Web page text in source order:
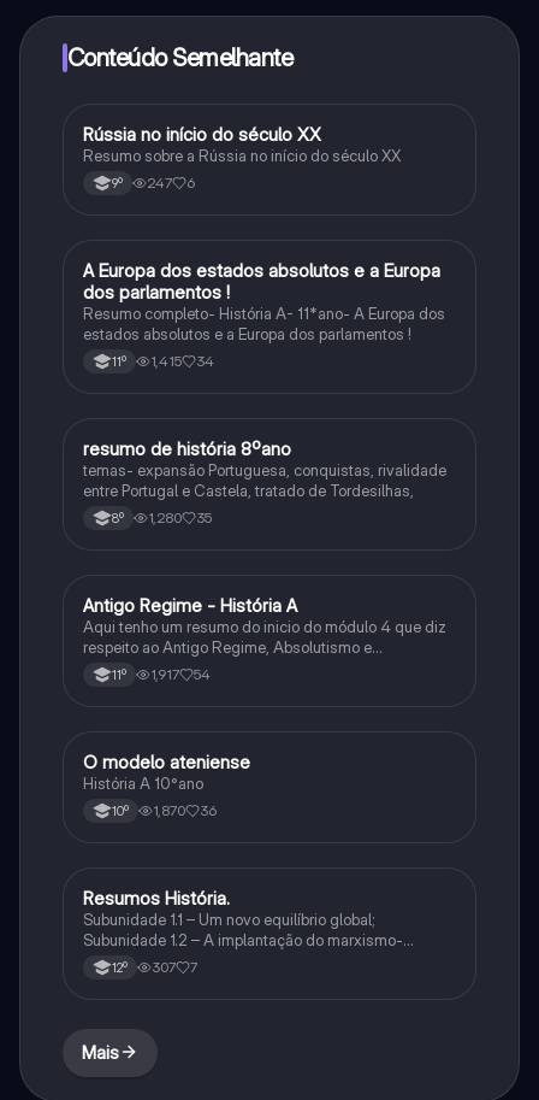
Conteúdo Semelhante
História
Rússia no início do século XX
Resumo sobre a Rússia no início do século XX
9º 247 6
História
A Europa dos estados absolutos e a Europa
dos parlamentos !
Resumo completo- História A- 11*ano- A Europa dos
estados absolutos e a Europa dos parlamentos !
11º 1,415 34
História
resumo de história 8ºano
temas- expansão Portuguesa, conquistas, rivalidade
entre Portugal e Castela, tratado de Tordesilhas,
8º 1,280 35
História
Antigo Regime - História A
Aqui tenho um resumo do inicio do módulo 4 que diz
respeito ao Antigo Regime, Absolutismo e
Parlamentarismo.
11º 1,917 54
História
O modelo ateniense
História A 10°ano
10º 1,870 36
História
Resumos História.
Subunidade 1.1 – Um novo equilíbrio global;
Subunidade 1.2 – A implantação do marxismo-
leninismo na Rússia: a construção do modelo
soviético; Subunidade 1.3 – Mutações nos
12º 307 7
Mais